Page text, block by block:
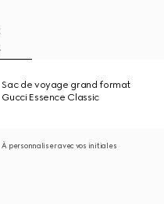
Sac de voyage grand format
Gucci Essence Classic
À personnaliser avec vos initiales